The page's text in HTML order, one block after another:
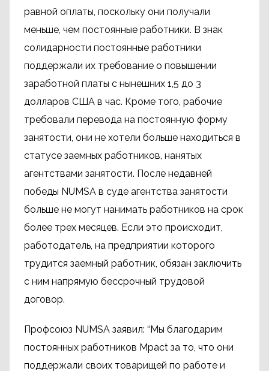
равной оплаты, поскольку они получали
меньше, чем постоянные работники. В знак
солидарности постоянные работники
поддержали их требование о повышении
заработной платы с нынешних 1,5 до 3
долларов США в час. Кроме того, рабочие
требовали перевода на постоянную форму
занятости, они не хотели больше находиться в
статусе заемных работников, нанятых
агентствами занятости. После недавней
победы NUMSA в суде агентства занятости
больше не могут нанимать работников на срок
более трех месяцев. Если это происходит,
работодатель, на предприятии которого
трудится заемный работник, обязан заключить
с ним напрямую бессрочный трудовой
договор.
Профсоюз NUMSA заявил: “Мы благодарим
постоянных работников Mpact за то, что они
поддержали своих товарищей по работе и